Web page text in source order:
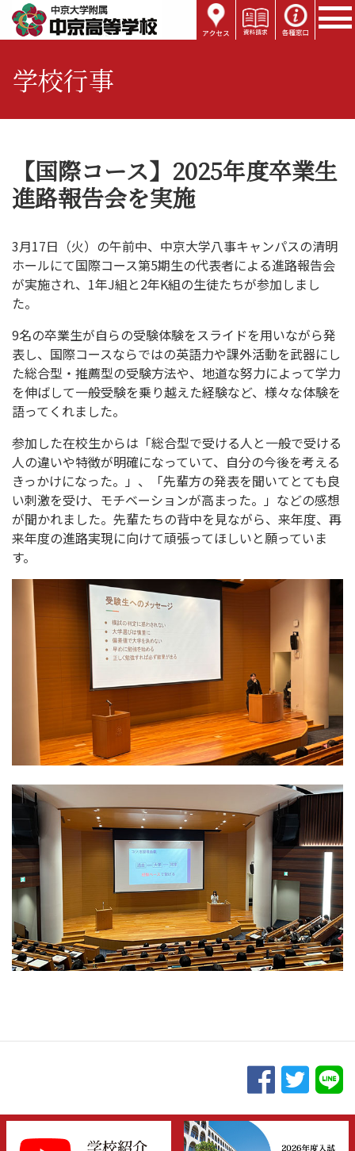
学校行事
【国際コース】2025年度卒業生
進路報告会を実施
3月17日（火）の午前中、中京大学八事キャンパスの清明
ホールにて国際コース第5期生の代表者による進路報告会
が実施され、1年J組と2年K組の生徒たちが参加しまし
た。
9名の卒業生が自らの受験体験をスライドを用いながら発
表し、国際コースならではの英語力や課外活動を武器にし
た総合型・推薦型の受験方法や、地道な努力によって学力
を伸ばして一般受験を乗り越えた経験など、様々な体験を
語ってくれました。
参加した在校生からは「総合型で受ける人と一般で受ける
人の違いや特徴が明確になっていて、自分の今後を考える
きっかけになった。」、「先輩方の発表を聞いてとても良
い刺激を受け、モチベーションが高まった。」などの感想
が聞かれました。先輩たちの背中を見ながら、来年度、再
来年度の進路実現に向けて頑張ってほしいと願っていま
す。